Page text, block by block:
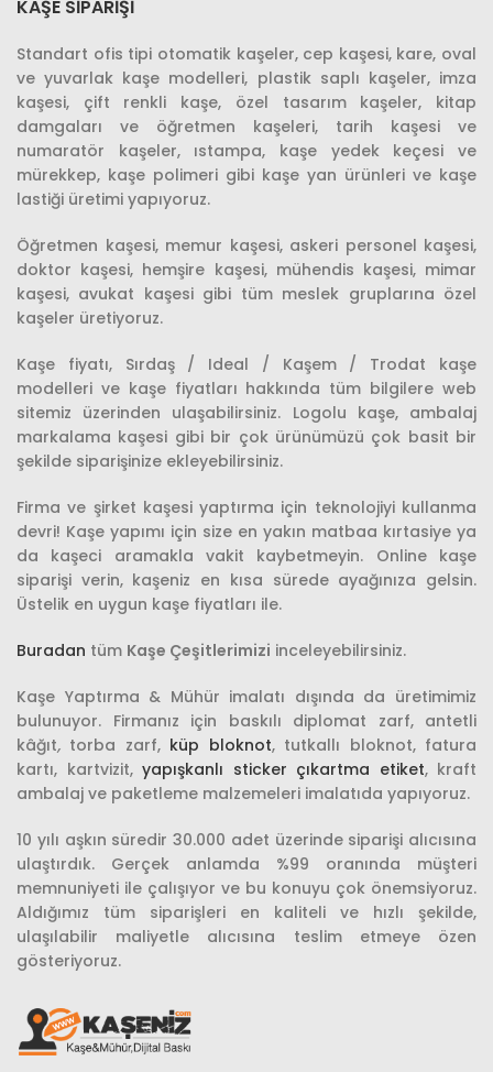
KAŞE SIPARIŞI
Standart ofis tipi otomatik kaşeler, cep kaşesi, kare, oval
ve yuvarlak kaşe modelleri, plastik saplı kaşeler, imza
kaşesi, çift renkli kaşe, özel tasarım kaşeler, kitap
damgaları ve öğretmen kaşeleri, tarih kaşesi ve
numaratör kaşeler, ıstampa, kaşe yedek keçesi ve
mürekkep, kaşe polimeri gibi kaşe yan ürünleri ve kaşe
lastiği üretimi yapıyoruz.
Öğretmen kaşesi, memur kaşesi, askeri personel kaşesi,
doktor kaşesi, hemşire kaşesi, mühendis kaşesi, mimar
kaşesi, avukat kaşesi gibi tüm meslek gruplarına özel
kaşeler üretiyoruz.
Kaşe fiyatı, Sırdaş / Ideal / Kaşem / Trodat kaşe
modelleri ve kaşe fiyatları hakkında tüm bilgilere web
sitemiz üzerinden ulaşabilirsiniz. Logolu kaşe, ambalaj
markalama kaşesi gibi bir çok ürünümüzü çok basit bir
şekilde siparişinize ekleyebilirsiniz.
Firma ve şirket kaşesi yaptırma için teknolojiyi kullanma
devri! Kaşe yapımı için size en yakın matbaa kırtasiye ya
da kaşeci aramakla vakit kaybetmeyin. Online kaşe
siparişi verin, kaşeniz en kısa sürede ayağınıza gelsin.
Üstelik en uygun kaşe fiyatları ile.
Buradan tüm Kaşe Çeşitlerimizi inceleyebilirsiniz.
Kaşe Yaptırma & Mühür imalatı dışında da üretimimiz
bulunuyor. Firmanız için baskılı diplomat zarf, antetli
kâğıt, torba zarf, küp bloknot, tutkallı bloknot, fatura
kartı, kartvizit, yapışkanlı sticker çıkartma etiket, kraft
ambalaj ve paketleme malzemeleri imalatıda yapıyoruz.
10 yılı aşkın süredir 30.000 adet üzerinde siparişi alıcısına
ulaştırdık. Gerçek anlamda %99 oranında müşteri
memnuniyeti ile çalışıyor ve bu konuyu çok önemsiyoruz.
Aldığımız tüm siparişleri en kaliteli ve hızlı şekilde,
ulaşılabilir maliyetle alıcısına teslim etmeye özen
gösteriyoruz.